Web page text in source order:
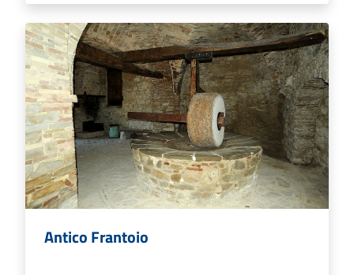
Antico Frantoio